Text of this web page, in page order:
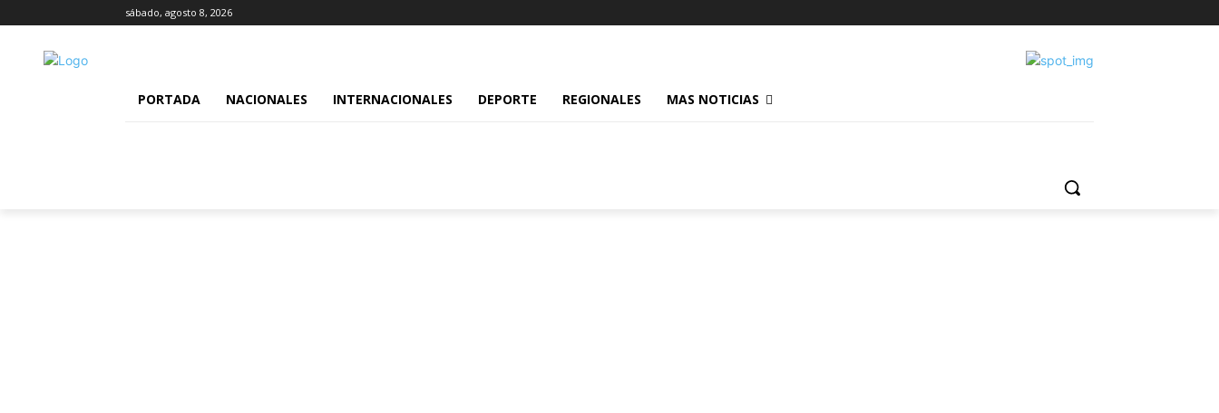
sábado, agosto 8, 2026
PORTADA NACIONALES INTERNACIONALES DEPORTE REGIONALES MAS NOTICIAS